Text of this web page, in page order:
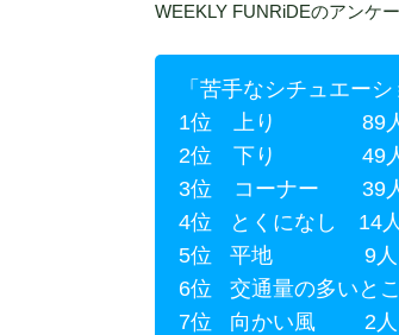
WEEKLY FUNRiDEのアンケ
「苦手なシチュエー
1位 上り 89
2位 下り 49
3位 コーナー
4位 とくになし 14人
5位 平地 9人
6位 交通量の多いと
7位 向かい風 2人